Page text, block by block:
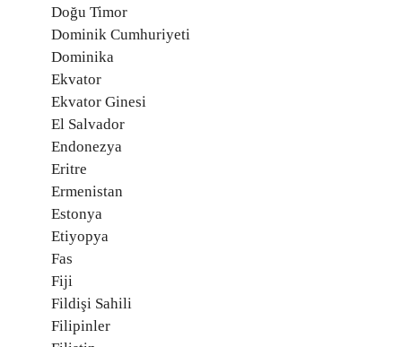
Doğu Timor
Dominik Cumhuriyeti
Dominika
Ekvator
Ekvator Ginesi
El Salvador
Endonezya
Eritre
Ermenistan
Estonya
Etiyopya
Fas
Fiji
Fildişi Sahili
Filipinler